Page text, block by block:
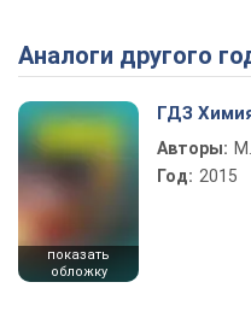
Аналоги другого
показать
обложку
ГДЗ
Авторы:
Год: 2015